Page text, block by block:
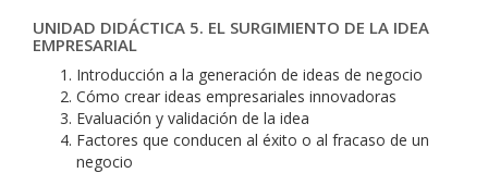
UNIDAD DIDÁCTICA 5. EL SURGIMIENTO DE LA IDEA
EMPRESARIAL
Introducción a la generación de ideas de negocio
Cómo crear ideas empresariales innovadoras
Evaluación y validación de la idea
Factores que conducen al éxito o al fracaso de un
negocio